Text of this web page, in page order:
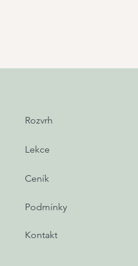
Rozvrh
Lekce
Ceník
Podmínky
Kontakt